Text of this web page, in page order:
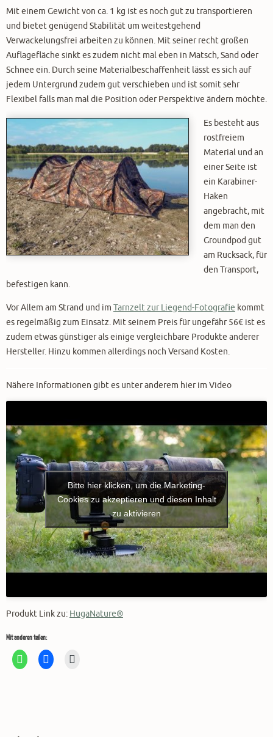
Mit einem Gewicht von ca. 1 kg ist es noch gut zu transportieren
und bietet genügend Stabilität um weitestgehend
Verwackelungsfrei arbeiten zu können. Mit seiner recht großen
Auflagefläche sinkt es zudem nicht mal eben in Matsch, Sand oder
Schnee ein. Durch seine Materialbeschaffenheit lässt es sich auf
jedem Untergrund zudem gut verschieben und ist somit sehr
Flexibel falls man mal die Position oder Perspektive ändern möchte.
Es besteht aus
rostfreiem
Material und an
einer Seite ist
ein Karabiner-
Haken
angebracht, mit
dem man den
Groundpod gut
am Rucksack, für
den Transport,
befestigen kann.
Vor Allem am Strand und im Tarnzelt zur Liegend-Fotografie kommt
es regelmäßig zum Einsatz. Mit seinem Preis für ungefähr 56€ ist es
zudem etwas günstiger als einige vergleichbare Produkte anderer
Hersteller. Hinzu kommen allerdings noch Versand Kosten.
Nähere Informationen gibt es unter anderem hier im Video
Bitte hier klicken, um die Marketing-
Cookies zu akzeptieren und diesen Inhalt
zu aktivieren
Produkt Link zu: HugaNature®
Mit anderen teilen: